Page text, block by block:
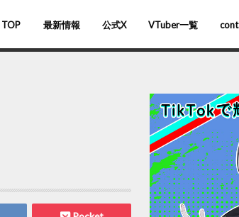
TOP 最新情報 公式X VTuber一覧
バーチャルYouTuber
VR/AR
ホロライブ
にじさんじ
ななしいんく
ぶいすぽっ！